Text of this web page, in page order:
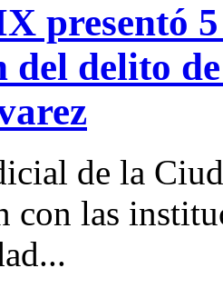
presentó
del delito
de la
con las